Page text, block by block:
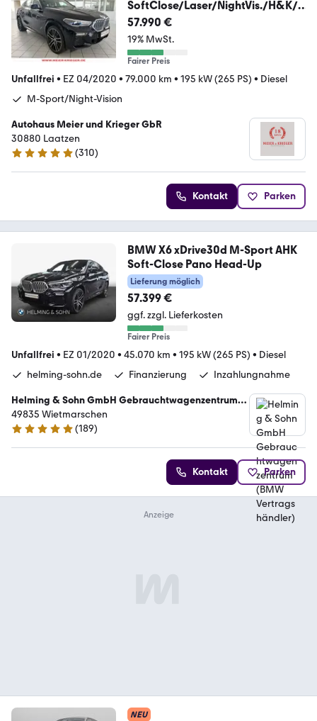
SoftClose/Laser/NightVis./H&K/2
2"
57.990 €
19% MwSt.
Fairer Preis
Unfallfrei • EZ 04/2020 • 79.000 km • 195 kW (265 PS) • Diesel
M-Sport/Night-Vision
Autohaus Meier und Krieger GbR
30880 Laatzen
5 Sterne
(310)
Kontakt Parken
BMW X6 xDrive30d M-Sport AHK
Soft-Close Pano Head-Up
Lieferung möglich
57.399 €
ggf. zzgl. Lieferkosten
Fairer Preis
Unfallfrei • EZ 01/2020 • 45.070 km • 195 kW (265 PS) • Diesel
helming-sohn.de
Finanzierung Inzahlungnahme
Helming & Sohn GmbH Gebrauchtwagenzentrum
(BMW Vertragshändler)
49835 Wietmarschen
5 Sterne
(189)
Kontakt Parken
NEU